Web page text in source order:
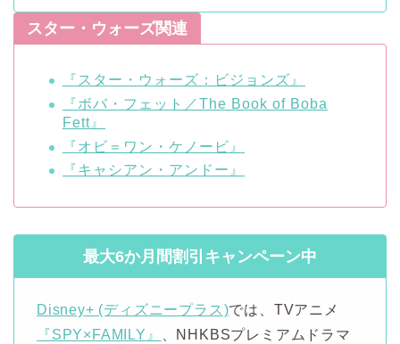
スター・ウォーズ関連
『スター・ウォーズ：ビジョンズ』
『ボバ・フェット／The Book of Boba
Fett』
『オビ＝ワン・ケノービ』
『キャシアン・アンドー』
最大6か月間割引キャンペーン中
Disney+ (ディズニープラス)では、TVアニメ
『SPY×FAMILY』
、NHKBSプレミアムドラマ